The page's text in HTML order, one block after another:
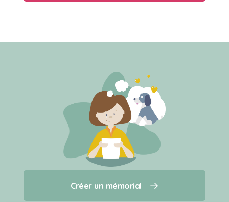
Créer un mémorial
Qui sommes-nous ?
Créer un mémorial